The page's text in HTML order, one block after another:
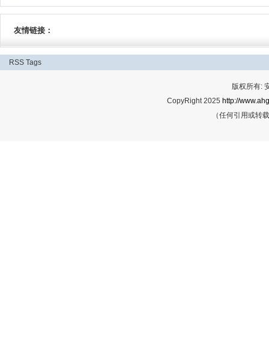
友情链接：
RSS Tags
版权所有:
CopyRight 2025 http://
（任何引用或转